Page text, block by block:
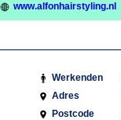
www.alfonhairstyling.nl
Werkenden
Adres
Postcode